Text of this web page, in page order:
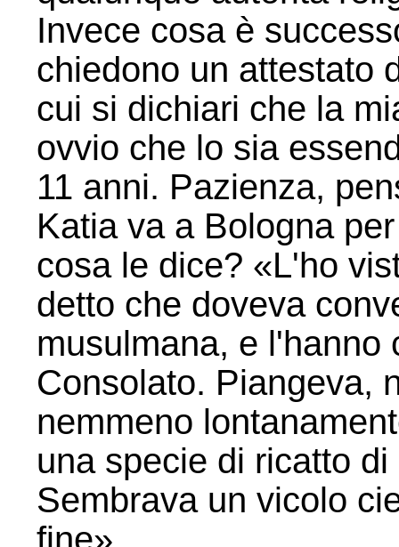
Invece cosa è
chiedono un attestato
cui si dichiari che la
ovvio che lo sia
11 anni. Pazienza,
Katia va a Bologna
cosa le dice? «L'ho
detto che doveva
musulmana, e l'hanno
Consolato. Piangeva,
nemmeno
una specie di ricatto
Sembrava un vicolo